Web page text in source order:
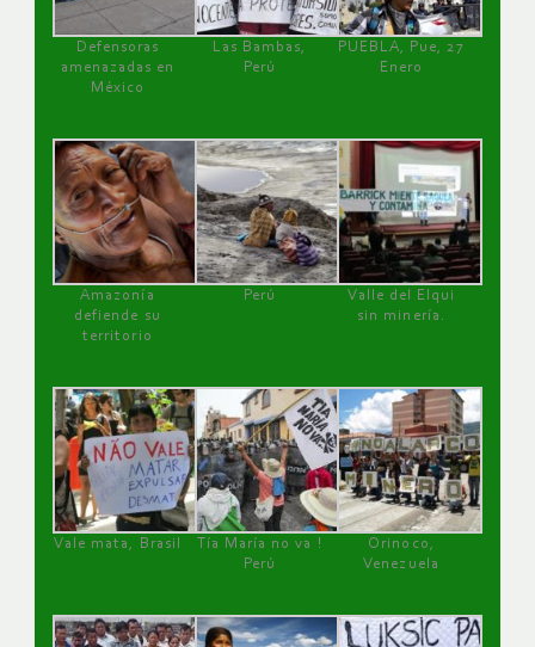
Defensoras
amenazadas en
México
Las Bambas,
Perú
PUEBLA, Pue, 27
Enero
Amazonía
defiende su
territorio
Perú
Valle del Elqui
sin minería.
Vale mata, Brasil
Tía María no va !
Perú
Orinoco,
Venezuela